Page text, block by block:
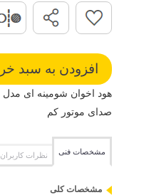
صدای موتور کم
مشخصات فنی نظرات کاربران
مشخصات کلی